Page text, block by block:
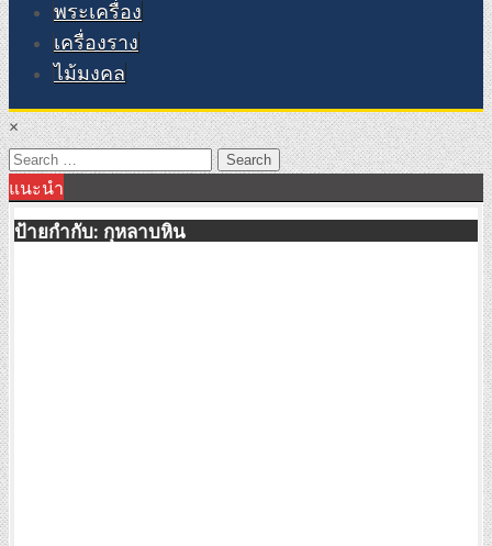
พระเครื่อง
เครื่องราง
ไม้มงคล
×
Search
for:
แนะนำ
ป้ายกำกับ: กุหลาบหิน